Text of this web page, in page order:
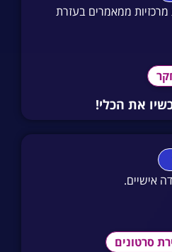
מרכזיות ממאמרים בעזרת
את הכלי!
סרטונים